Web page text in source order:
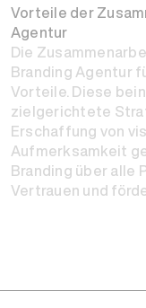
Vorteile der
Agentur
Die
Branding Agentur
Vorteile. Diese
zielgerichtete
Erschaffung von
Aufmerksamkeit
Branding über alle
Vertrauen und